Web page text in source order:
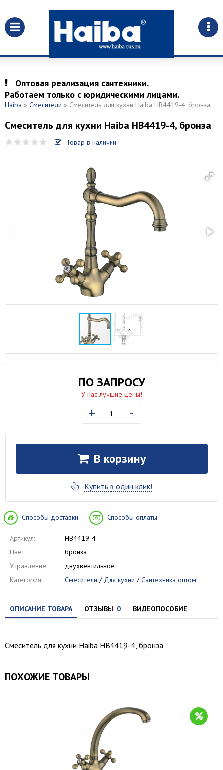
Оптовая реализация сантехники.
Работаем только с юридическими лицами.
Haiba » Смесители » Смеситель для кухни Haiba HB4419-4, бронза
Смеситель для кухни Haiba HB4419-4, бронза
Товар в наличии
ПО ЗАПРОСУ
У нас лучшие цены!
+ -
В корзину
Купить в один клик!
Способы доставки Способы оплаты
Артикул:
HB4419-4
Цвет:
бронза
Управление:
двухвентильное
Категория:
Смесители / Для кухни /Сантехника оптом
ОПИСАНИЕ ТОВАРА ОТЗЫВЫ 0 ВИДЕОПОСОБИЕ
Смеситель для кухни Haiba HB4419-4, бронза
ПОХОЖИЕ ТОВАРЫ